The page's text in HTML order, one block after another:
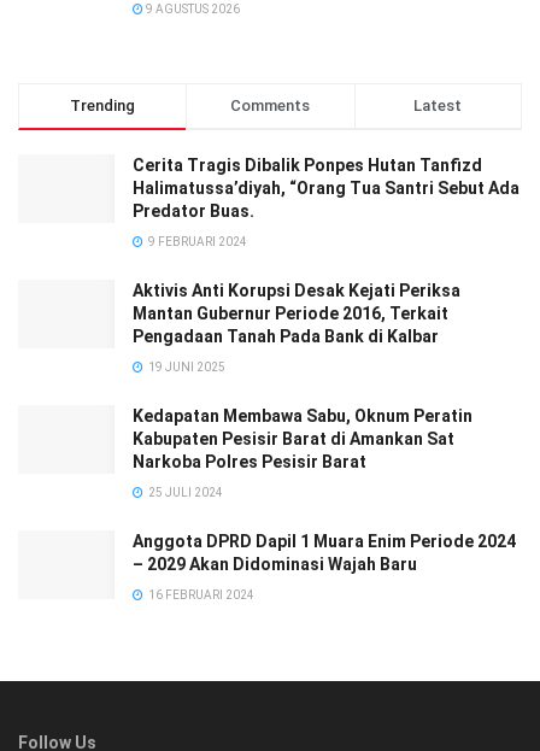
9 AGUSTUS 2026
Trending Comments Latest
Cerita Tragis Dibalik Ponpes Hutan Tanfizd
Halimatussa’diyah, “Orang Tua Santri Sebut Ada
Predator Buas.
9 FEBRUARI 2024
Aktivis Anti Korupsi Desak Kejati Periksa
Mantan Gubernur Periode 2016, Terkait
Pengadaan Tanah Pada Bank di Kalbar
19 JUNI 2025
Kedapatan Membawa Sabu, Oknum Peratin
Kabupaten Pesisir Barat di Amankan Sat
Narkoba Polres Pesisir Barat
25 JULI 2024
Anggota DPRD Dapil 1 Muara Enim Periode 2024
– 2029 Akan Didominasi Wajah Baru
16 FEBRUARI 2024
Follow Us